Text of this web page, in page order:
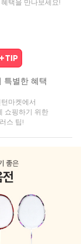
택을 만나보세요!
특별한 혜택
마켓에서
쇼핑하기 위한
스 팁!